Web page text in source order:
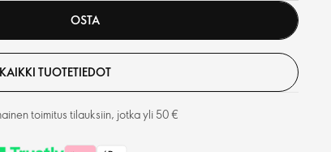
OSTA
KAIKKI TUOTETIEDOT
toimitus tilauksiin, jotka yli 50 €